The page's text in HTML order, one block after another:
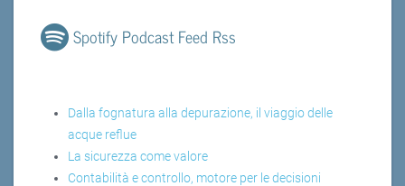
Spotify Podcast Feed Rss
Dalla fognatura alla depurazione, il viaggio delle
acque reflue
La sicurezza come valore
Contabilità e controllo, motore per le decisioni